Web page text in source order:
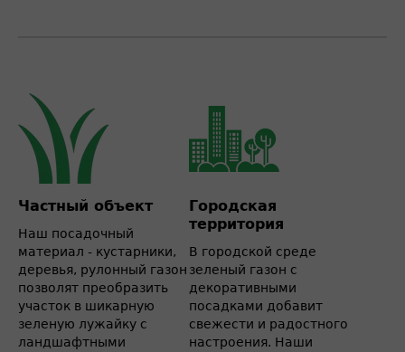
Частный объект
Наш посадочный
материал - кустарники,
деревья, рулонный газон
позволят преобразить
участок в шикарную
зеленую лужайку с
ландшафтными
Городская
территория
В городской среде
зеленый газон с
декоративными
посадками добавит
свежести и радостного
настроения. Наши